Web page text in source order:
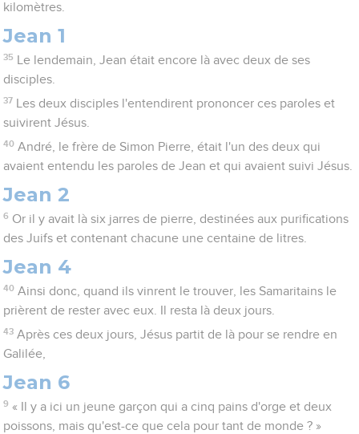
kilomètres.
Jean 1
35
Le lendemain, Jean était encore là avec deux de ses
disciples.
37
Les deux disciples l'entendirent prononcer ces paroles et
suivirent Jésus.
40 André, le frère de Simon Pierre, était l'un des deux qui
avaient entendu les paroles de Jean et qui avaient suivi Jésus.
Jean 2
6 Or il y avait là six jarres de pierre, destinées aux purifications
des Juifs et contenant chacune une centaine de litres.
Jean 4
40 Ainsi donc, quand ils vinrent le trouver, les Samaritains le
prièrent de rester avec eux. Il resta là deux jours.
43 Après ces deux jours, Jésus partit de là pour se rendre en
Galilée,
Jean 6
9 « Il y a ici un jeune garçon qui a cinq pains d'orge et deux
poissons, mais qu'est-ce que cela pour tant de monde ? »